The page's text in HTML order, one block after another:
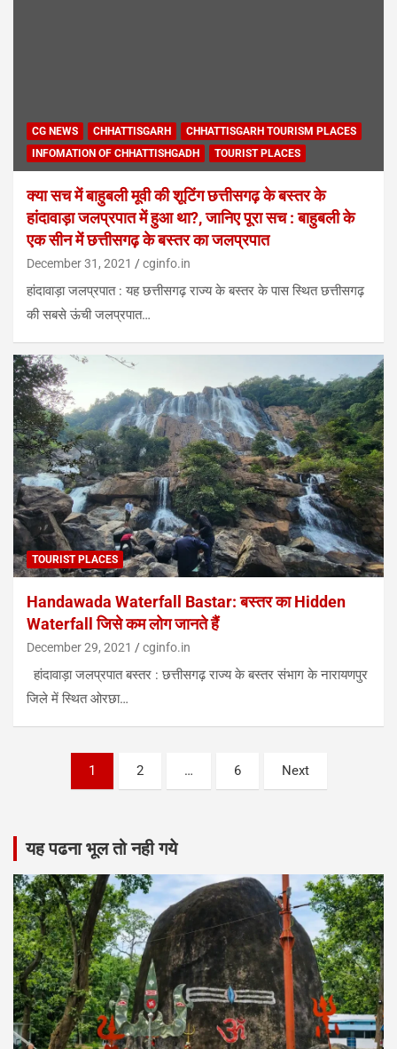
CG NEWS CHHATTISGARH
CHHATTISGARH TOURISM PLACES
INFOMATION OF CHHATTISHGADH
TOURIST PLACES
क्या सच में बाहुबली मूवी की शूटिंग छत्तीसगढ़ के बस्तर के
हांदावाड़ा जलप्रपात में हुआ था?, जानिए पूरा सच : बाहुबली के
एक सीन में छत्तीसगढ़ के बस्तर का जलप्रपात
December 31, 2021 cginfo.in
हांदावाड़ा जलप्रपात : यह छत्तीसगढ़ राज्य के बस्तर के पास स्थित छत्तीसगढ़
की सबसे ऊंची जलप्रपात…
TOURIST PLACES
Handawada Waterfall Bastar: बस्तर का Hidden
Waterfall जिसे कम लोग जानते हैं
December 29, 2021 cginfo.in
हांदावाड़ा जलप्रपात बस्तर : छत्तीसगढ़ राज्य के बस्तर संभाग के नारायणपुर
जिले में स्थित ओरछा…
pagination
1 2 … 6 Next
यह पढना भूल तो नही गये